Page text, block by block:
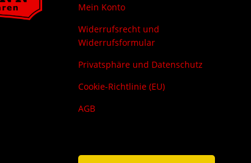
Mein Konto
Widerrufsrecht und
Widerrufsformular
Privatsphäre und Datenschutz
Cookie-Richtlinie (EU)
AGB